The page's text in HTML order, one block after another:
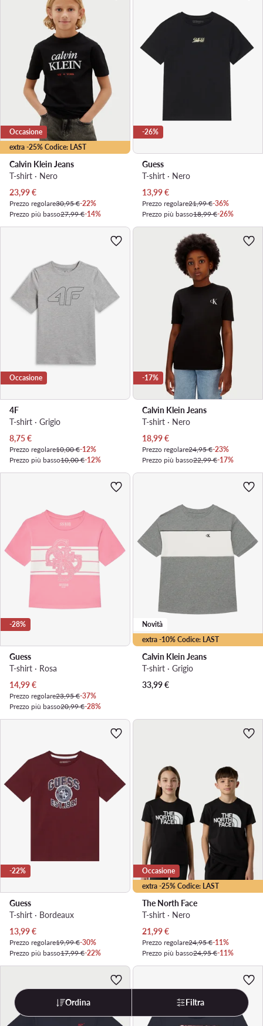
extra -25% Codice: LAST
Occasione
Calvin Klein Jeans
T-shirt · Nero
Prezzo attuale
23,99€
Prezzo regolare30,95 €-22%
Prezzo più basso27,99 €-14%
-26%
Guess
T-shirt · Nero
Prezzo attuale
13,99€
Prezzo regolare21,99 €-36%
Prezzo più basso18,99 €-26%
Occasione
4F
T-shirt · Grigio
Prezzo attuale
8,75€
Prezzo regolare10,00 €-12%
Prezzo più basso10,00 €-12%
-17%
Calvin Klein Jeans
T-shirt · Nero
Prezzo attuale
18,99€
Prezzo regolare24,95 €-23%
Prezzo più basso22,99 €-17%
-28%
Guess
T-shirt · Rosa
Prezzo attuale
14,99€
Prezzo regolare23,95 €-37%
Prezzo più basso20,99 €-28%
extra -10% Codice: LAST
Novità
Calvin Klein Jeans
T-shirt · Grigio
33,99€
-22%
Guess
T-shirt · Bordeaux
Prezzo attuale
13,99€
Prezzo regolare19,99 €-30%
Prezzo più basso17,99 €-22%
extra -25% Codice: LAST
Occasione
The North Face
T-shirt · Nero
Prezzo attuale
21,99€
Prezzo regolare24,95 €-11%
Prezzo più basso24,95 €-11%
Ordina Filtra